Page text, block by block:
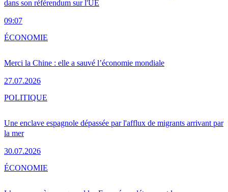
dans son référendum sur l'UE
09:07
Merci la Chine : elle a sauvé l’économie mondiale
27.07.2026
ÉCONOMIE
Une enclave espagnole dépassée par l'afflux de migrants arrivant par
la mer
30.07.2026
POLITIQUE
ÉCONOMIE